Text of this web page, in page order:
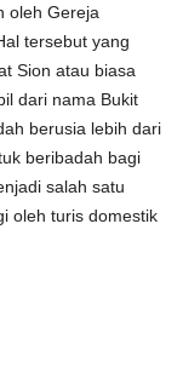
oleh Gereja
tersebut yang
Sion atau biasa
dari nama Bukit
berusia lebih dari
beribadah bagi
salah satu
oleh turis domestik